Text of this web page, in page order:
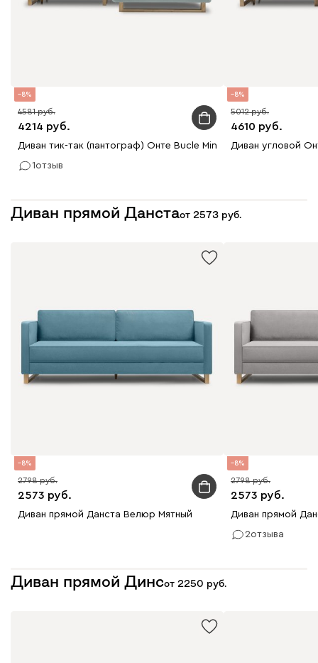
8
4214
4581
Диван тик-так (пантограф) Онте Bucle Mint
1отзыв
8
4610
5012
Диван угловой
Диван прямой Данстаот 2573
8
2573
2798
Диван прямой Данста Велюр Мятный
8
2573
2798
Диван прямой
2отзыва
Диван прямой Динсот 2250